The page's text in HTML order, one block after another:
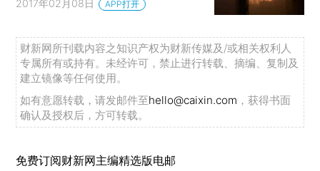
2017年02月08日 APP打开
财新网所刊载内容之知识产权为财新传媒及/或相关权利人
专属所有或持有。未经许可，禁止进行转载、摘编、复制及
建立镜像等任何使用。
如有意愿转载，请发邮件至hello@caixin.com ，获得书面
确认及授权后，方可转载。
免费订阅财新网主编精选版电邮